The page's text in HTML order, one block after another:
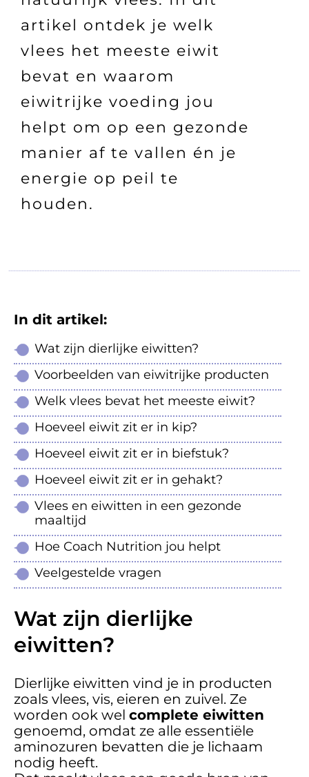
artikel ontdek je welk
vlees het meeste eiwit
bevat en waarom
eiwitrijke voeding jou
helpt om op een gezonde
manier af te vallen én je
energie op peil te
houden.
In dit artikel:
Wat zijn dierlijke eiwitten?
Voorbeelden van eiwitrijke producten
Welk vlees bevat het meeste eiwit?
Hoeveel eiwit zit er in kip?
Hoeveel eiwit zit er in biefstuk?
Hoeveel eiwit zit er in gehakt?
Vlees en eiwitten in een gezonde
maaltijd
Hoe Coach Nutrition jou helpt
Veelgestelde vragen
Wat zijn dierlijke
eiwitten?
Dierlijke eiwitten vind je in producten
zoals vlees, vis, eieren en zuivel. Ze
worden ook wel complete eiwitten
genoemd, omdat ze alle essentiële
aminozuren bevatten die je lichaam
nodig heeft.